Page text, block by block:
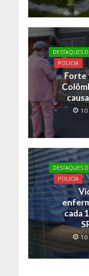
DESTAQUES
POLICIA
Forte
DESTAQUES
POLICIA
cada
10